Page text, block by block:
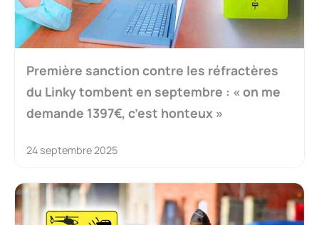
Première sanction contre les réfractères
du Linky tombent en septembre : « on me
demande 1397€, c’est honteux »
24 septembre 2025